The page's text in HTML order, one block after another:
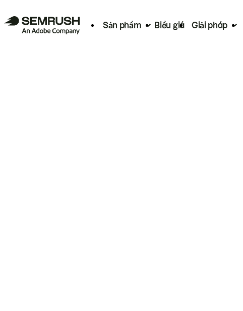
Sản phẩm Biểu giá Giải pháp